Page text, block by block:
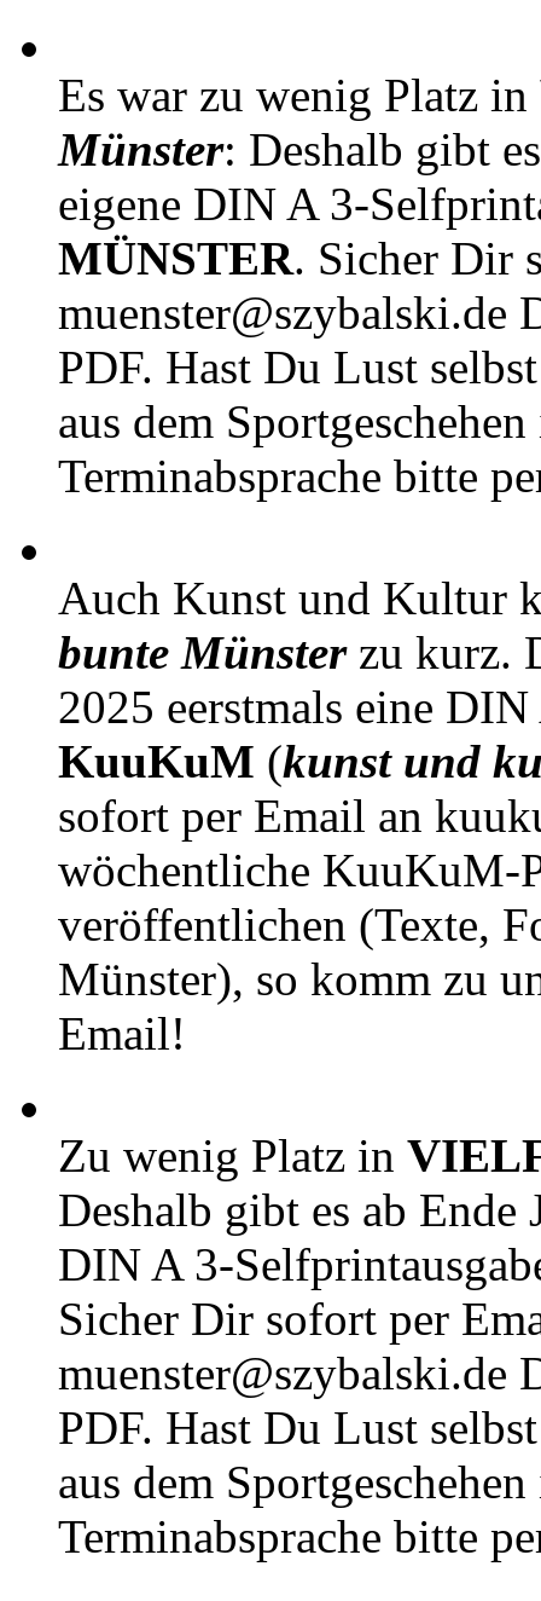
Es war zu wenig Platz in
Münster: Deshalb gibt
eigene DIN A 3-
MÜNSTER. Sicher Dir
muenster@szybalski.de
PDF. Hast Du Lust
aus dem
Terminabsprache bitte
Auch Kunst und Kultur
bunte Münsterzu kurz.
2025 eerstmals eine
KuuKuM (kunst und
sofort per Email an
wöchentliche KuuKuM-
veröffentlichen (Texte,
Münster), so komm zu
Email!
Zu wenig Platz in
Deshalb gibt es ab Ende
DIN A 3-
Sicher Dir sofort per
muenster@szybalski.de
PDF. Hast Du Lust
aus dem
Terminabsprache bitte